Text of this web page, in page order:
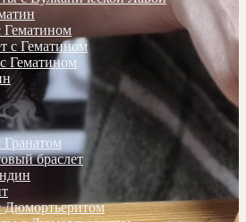
Гематином
с Гематином
Гематином
Гранатом
браслет
Дюмортьеритом